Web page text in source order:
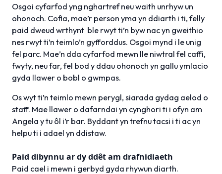
Osgoi cyfarfod yng nghartref neu waith unrhyw un
ohonoch. Cofia, mae’r person yma yn ddiarth i ti, felly
paid dweud wrthynt ble rwyt ti’n byw nac yn gweithio
nes rwyt ti’n teimlo’n gyfforddus. Osgoi mynd i le unig
fel parc. Mae’n dda cyfarfod mewn lle niwtral fel caffi,
fwyty, neu far, fel bod y ddau ohonoch yn gallu ymlacio
gyda llawer o bobl o gwmpas.
Os wyt ti’n teimlo mewn perygl, siarada gydag aelod o
staff. Mae llawer o dafarndai yn cynghori ti i ofyn am
Angela y tu ôl i’r bar. Byddant yn trefnu tacsi i ti ac yn
helpu ti i adael yn ddistaw.
Paid dibynnu ar dy ddêt am drafnidiaeth
Paid cael i mewn i gerbyd gyda rhywun diarth.